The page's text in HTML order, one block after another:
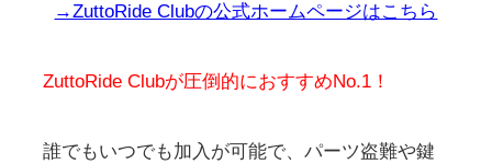
→ZuttoRide Clubの公式ホームページはこちら
ZuttoRide Clubが圧倒的におすすめNo.1！
誰でもいつでも加入が可能で、パーツ盗難や鍵